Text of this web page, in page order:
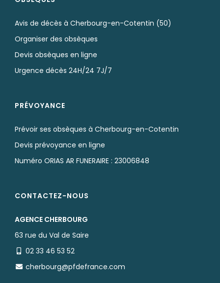
Avis de décès à Cherbourg-en-Cotentin (50)
Organiser des obsèques
Devis obsèques en ligne
Urgence décès 24H/24 7J/7
PRÉVOYANCE
Prévoir ses obsèques à Cherbourg-en-Cotentin
Devis prévoyance en ligne
Numéro ORIAS AR FUNERAIRE : 23006848
CONTACTEZ-NOUS
AGENCE CHERBOURG
63 rue du Val de Saire
02 33 46 53 52
cherbourg@pfdefrance.com